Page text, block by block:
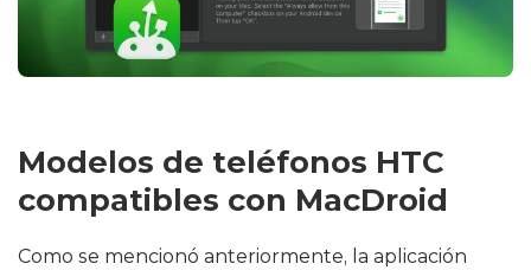
Modelos de teléfonos HTC
compatibles con MacDroid
Como se mencionó anteriormente, la aplicación